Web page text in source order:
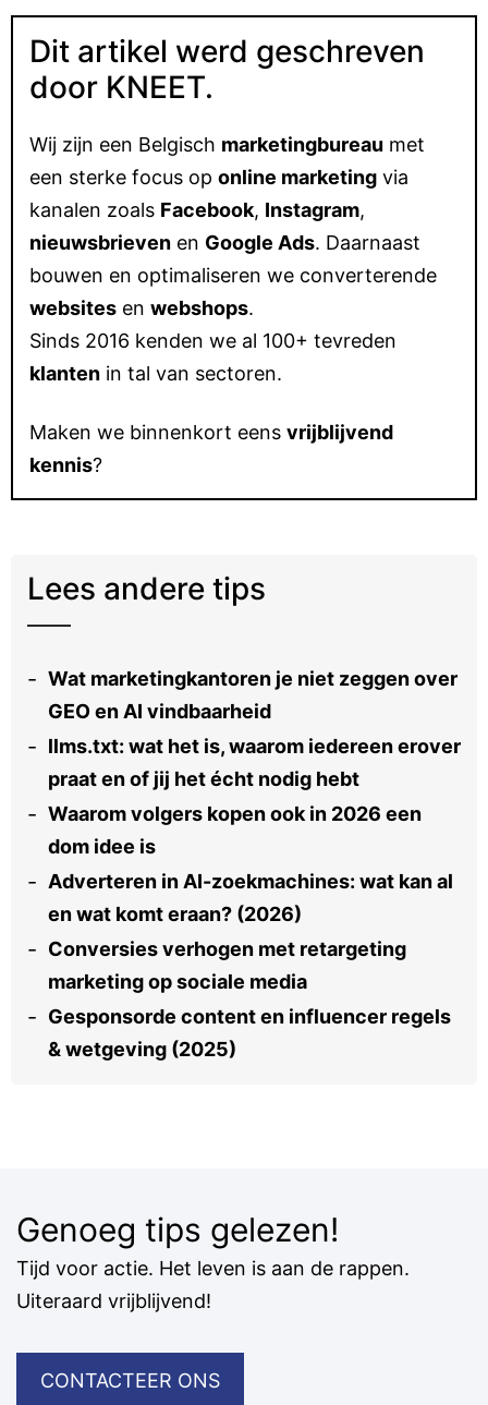
Dit artikel werd geschreven
door KNEET.
Wij zijn een Belgisch marketingbureau met
een sterke focus op online marketing via
kanalen zoals Facebook, Instagram,
nieuwsbrieven en Google Ads. Daarnaast
bouwen en optimaliseren we converterende
websites en webshops.
Sinds 2016 kenden we al 100+ tevreden
klanten in tal van sectoren.
Maken we binnenkort eens vrijblijvend
kennis?
Lees andere tips
Wat marketingkantoren je niet zeggen over
GEO en AI vindbaarheid
llms.txt: wat het is, waarom iedereen erover
praat en of jij het écht nodig hebt
Waarom volgers kopen ook in 2026 een
dom idee is
Adverteren in AI-zoekmachines: wat kan al
en wat komt eraan? (2026)
Conversies verhogen met retargeting
marketing op sociale media
Gesponsorde content en influencer regels
& wetgeving (2025)
Genoeg tips gelezen!
Tijd voor actie. Het leven is aan de rappen.
Uiteraard vrijblijvend!
CONTACTEER ONS